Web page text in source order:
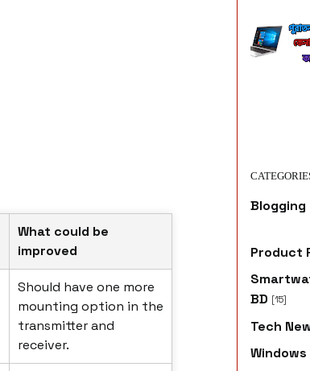
What could be
improved
Should have one more
mounting option in the
transmitter and
receiver.
Blogging
Product
BD [15]
Tech